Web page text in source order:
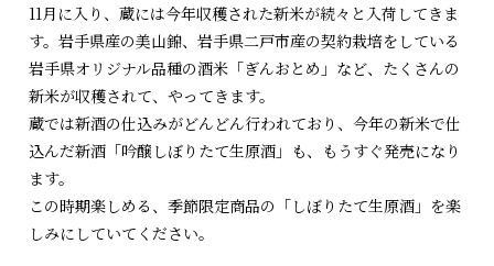
11月に入り、蔵には今年収穫された新米が続々と入荷してきま
す。岩手県産の美山錦、岩手県二戸市産の契約栽培をしている
岩手県オリジナル品種の酒米「ぎんおとめ」など、たくさんの
新米が収穫されて、やってきます。
蔵では新酒の仕込みがどんどん行われており、今年の新米で仕
込んだ新酒「吟醸しぼりたて生原酒」も、もうすぐ発売になり
ます。
この時期楽しめる、季節限定商品の「しぼりたて生原酒」を楽
しみにしていてください。